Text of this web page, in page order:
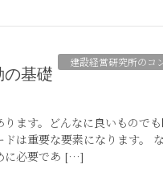
建設経営研究所のコ
ます。どんなに良いもので
は重要な要素になります。
に必要であ […]